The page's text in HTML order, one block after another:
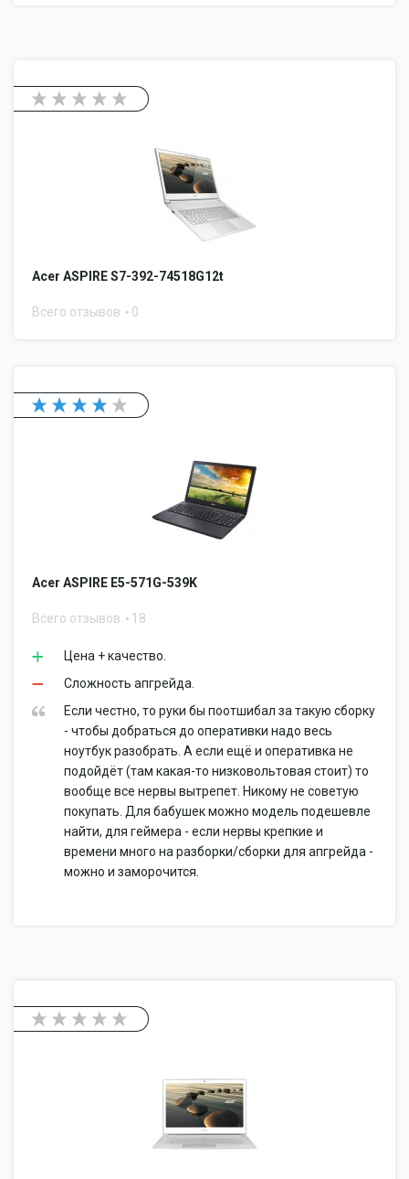
Acer ASPIRE S7-392-74518G12t
Всего отзывов 0
Acer ASPIRE E5-571G-539K
Всего отзывов 18
Цена + качество.
Сложность апгрейда.
Если честно, то руки бы поотшибал за такую сборку
- чтобы добраться до оперативки надо весь
ноутбук разобрать. А если ещё и оперативка не
подойдёт (там какая-то низковольтовая стоит) то
вообще все нервы вытрепет. Никому не советую
покупать. Для бабушек можно модель подешевле
найти, для геймера - если нервы крепкие и
времени много на разборки/сборки для апгрейда -
можно и заморочится.